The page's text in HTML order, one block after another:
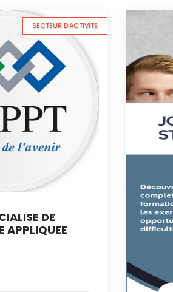
SECTEUR D'ACTIVITE
DE
APPLIQUEE